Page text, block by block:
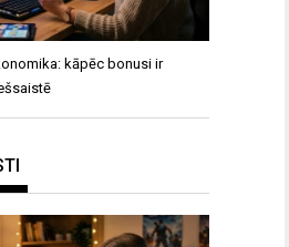
kāpēc bonusi ir